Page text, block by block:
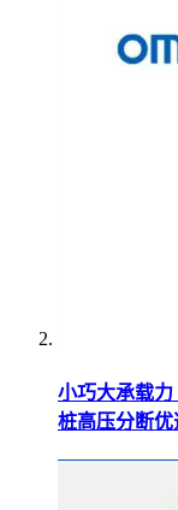
小巧大承载
桩高压分断优